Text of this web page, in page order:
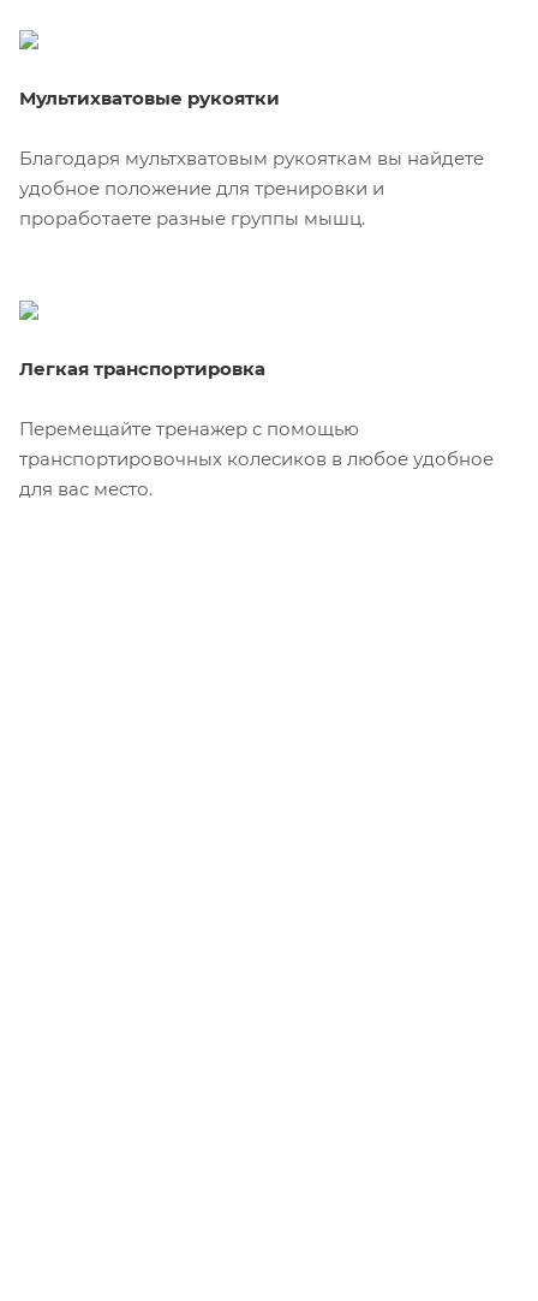
Мультихватовые рукоятки
Благодаря мультхватовым рукояткам вы найдете
удобное положение для тренировки и
проработаете разные группы мышц.
Легкая транспортировка
Перемещайте тренажер с помощью
транспортировочных колесиков в любое удобное
для вас место.